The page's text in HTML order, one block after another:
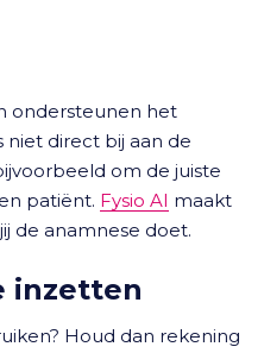
ondersteunen het
niet direct bij aan de
om de juiste
patiënt. Fysio AI maakt
de anamnese doet.
inzetten
Houd dan rekening